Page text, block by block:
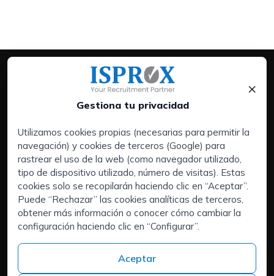
Gestiona tu privacidad
×
Utilizamos cookies propias (necesarias para permitir la
navegación) y cookies de terceros (Google) para
rastrear el uso de la web (como navegador utilizado,
tipo de dispositivo utilizado, número de visitas). Estas
cookies solo se recopilarán haciendo clic en “Aceptar”.
Puede “Rechazar” las cookies analíticas de terceros,
obtener más información o conocer cómo cambiar la
configuración haciendo clic en “Configurar”.
Aceptar
Servicios:
Empresas
Executive Search | Selección de Directivos
Outsourcing de RRHH (RPO)
Áreas de interés:
¿Tienes talento y buscas un nuevo reto?
Quiénes somos
Contacto